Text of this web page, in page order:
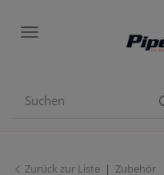
Zurück zur Liste Zubehör